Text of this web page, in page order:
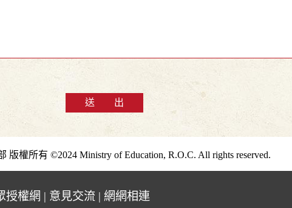
送 出
版權所有 ©2024 Ministry of Education, R.O.C. All rights reserved.
授權網 | 意見交流 | 網網相連